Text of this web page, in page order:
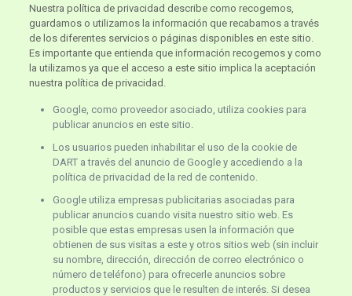
Nuestra política de privacidad describe como recogemos,
guardamos o utilizamos la información que recabamos a través
de los diferentes servicios o páginas disponibles en este sitio.
Es importante que entienda que información recogemos y como
la utilizamos ya que el acceso a este sitio implica la aceptación
nuestra política de privacidad.
Google, como proveedor asociado, utiliza cookies para
publicar anuncios en este sitio.
Los usuarios pueden inhabilitar el uso de la cookie de
DART a través del anuncio de Google y accediendo a la
política de privacidad de la red de contenido.
Google utiliza empresas publicitarias asociadas para
publicar anuncios cuando visita nuestro sitio web. Es
posible que estas empresas usen la información que
obtienen de sus visitas a este y otros sitios web (sin incluir
su nombre, dirección, dirección de correo electrónico o
número de teléfono) para ofrecerle anuncios sobre
productos y servicios que le resulten de interés. Si desea